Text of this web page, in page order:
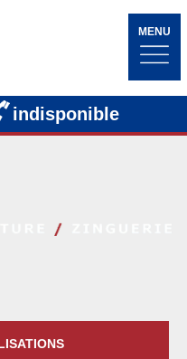
MENU
indisponible